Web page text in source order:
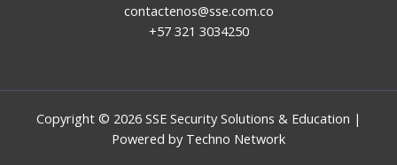
contactenos@sse.com.co
+57 321 3034250
Copyright © 2026 SSE Security Solutions & Education |
Powered by Techno Network